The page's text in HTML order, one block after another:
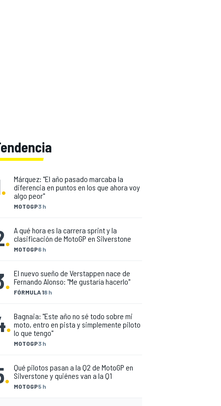
.
MOTOGP3 h
Márquez: "El año pasado marcaba la
diferencia en puntos en los que ahora voy
algo peor"
. MOTOGP6 h
A qué hora es la carrera sprint y la
clasificación de MotoGP en Silverstone
. FÓRMULA 18 h
El nuevo sueño de Verstappen nace de
Fernando Alonso: "Me gustaría hacerlo"
.
MOTOGP3 h
Bagnaia: "Este año no sé todo sobre mi
moto, entro en pista y simplemente piloto
lo que tengo"
. MOTOGP5 h
Qué pilotos pasan a la Q2 de MotoGP en
Silverstone y quiénes van a la Q1